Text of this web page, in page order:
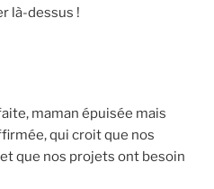
là-dessus !
maman épuisée mais
qui croit que nos
que nos projets ont besoin